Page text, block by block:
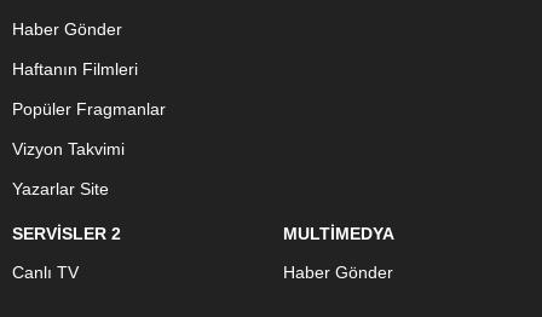
Haber Gönder
Haftanın Filmleri
Popüler Fragmanlar
Vizyon Takvimi
Yazarlar Site
SERVİSLER 2
Canlı TV
MULTİMEDYA
Haber Gönder